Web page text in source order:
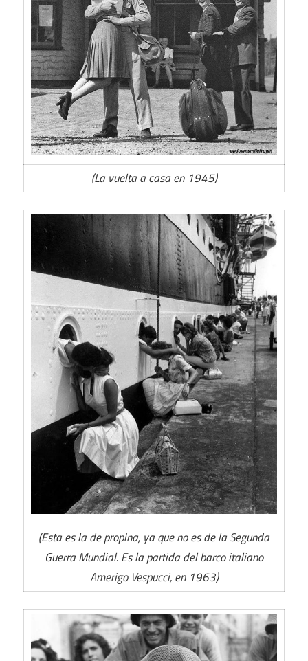
(La vuelta a casa en 1945)
(Esta es la de propina, ya que no es de la Segunda
Guerra Mundial. Es la partida del barco italiano
Amerigo Vespucci, en 1963)